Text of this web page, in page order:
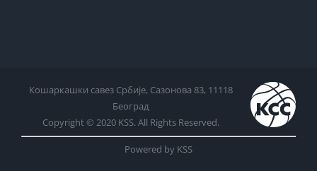
Кошаркашки савез Србије, Сазонова 83, 11118
Београд
Copyright © 2020 KSS. All Rights Reserved.
Powered by KSS